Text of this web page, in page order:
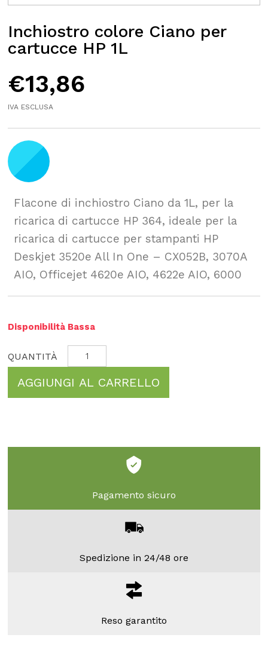
Inchiostro colore Ciano per
cartucce HP 1L
€13,86
IVA ESCLUSA
Flacone di inchiostro Ciano da 1L, per la
ricarica di cartucce HP 364, ideale per la
ricarica di cartucce per stampanti HP
Deskjet 3520e All In One – CX052B, 3070A
AIO, Officejet 4620e AIO, 4622e AIO, 6000
Disponibilità Bassa
AGGIUNGI AL CARRELLO
Pagamento sicuro
Spedizione in 24/48 ore
Reso garantito